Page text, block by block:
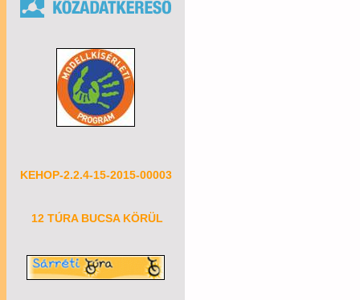
KEHOP-2.2.4-15-2015-00003
12 TÚRA BUCSA KÖRÜL